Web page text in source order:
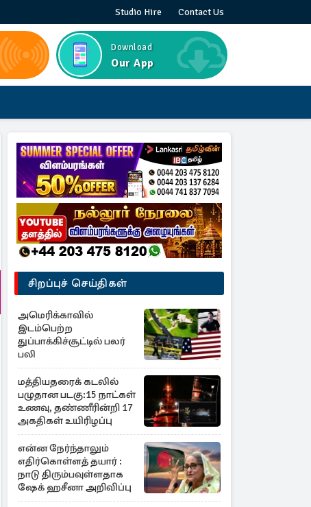
Studio Hire Contact Us
Download
Our App
சிறப்புச் செய்திகள்
அமெரிக்காவில்
இடம்பெற்ற
துப்பாக்கிச்சூட்டில் பலர்
பலி
மத்தியதரைக் கடலில்
பழுதான படகு:15 நாட்கள்
உணவு, தண்ணீரின்றி 17
அகதிகள் உயிரிழப்பு
என்ன நேர்ந்தாலும்
எதிர்கொள்ளத் தயார் :
நாடு திரும்பவுள்ளதாக
ஷேக் ஹசீனா அறிவிப்பு